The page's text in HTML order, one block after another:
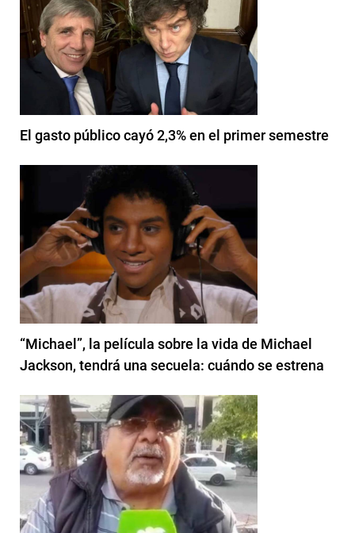
El gasto público cayó 2,3% en el primer semestre
“Michael”, la película sobre la vida de Michael
Jackson, tendrá una secuela: cuándo se estrena